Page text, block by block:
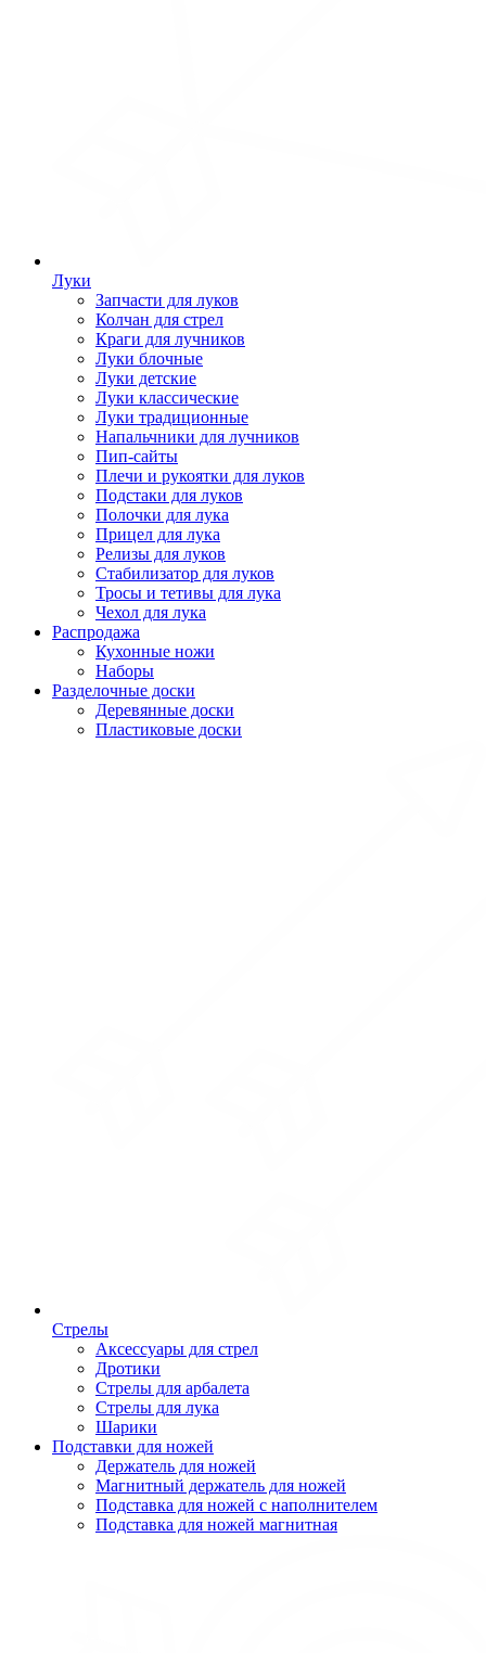
Луки
Запчасти для луков
Колчан для стрел
Краги для лучников
Луки блочные
Луки детские
Луки классические
Луки традиционные
Напальчники для лучников
Пип-сайты
Плечи и рукоятки для луков
Подстаки для луков
Полочки для лука
Прицел для лука
Релизы для луков
Стабилизатор для луков
Тросы и тетивы для лука
Чехол для лука
Распродажа
Кухонные ножи
Наборы
Разделочные доски
Деревянные доски
Пластиковые доски
Стрелы
Аксессуары для стрел
Дротики
Стрелы для арбалета
Стрелы для лука
Шарики
Подставки для ножей
Держатель для ножей
Магнитный держатель для ножей
Подставка для ножей с наполнителем
Подставка для ножей магнитная